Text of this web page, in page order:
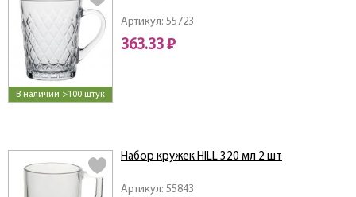
В наличии >100 штук
Артикул: 55723
363.33 ₽
Артикул: 55843
Набор кружек HILL 320 мл 2 шт